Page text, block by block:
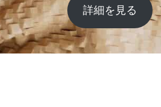
詳細を見る